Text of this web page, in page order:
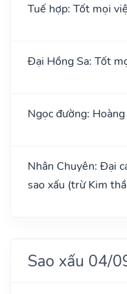
Tuế hợp: Tốt mọi
Đại Hồng Sa: Tốt
Ngọc đường:
Nhân Chuyên: Đại
sao xấu (trừ Kim
Sao xấu 04/